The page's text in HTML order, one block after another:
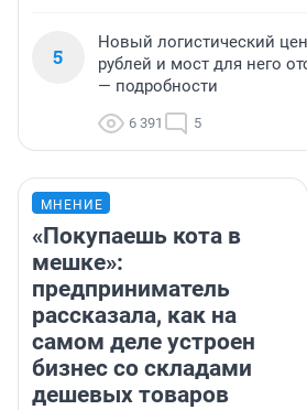
5
Новый логистический
рублей и мост для него
— подробности
6 391 5
МНЕНИЕ
«Покупаешь кота в
мешке»:
предприниматель
рассказала, как на
самом деле устроен
бизнес со складами
дешевых товаров